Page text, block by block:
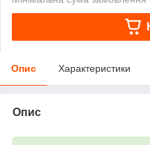
Опис Характеристики
Опис